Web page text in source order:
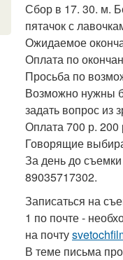
Сбор в 17. 30. м.
пятачок с
Ожидаемое
Оплата по
Просьба по
Возможно нужны
задать вопрос из
Оплата 700 р. 200
Говорящие
За день до
89035717302.
Записаться на
1 по почте -
на почту
В теме письма